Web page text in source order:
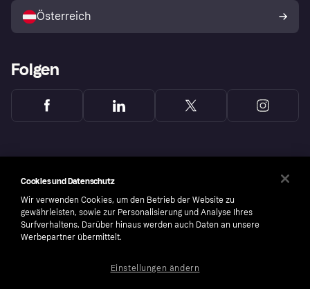
Österreich
Folgen
Cookies und Datenschutz
Wir verwenden Cookies, um den Betrieb der Website zu
gewährleisten, sowie zur Personalisierung und Analyse Ihres
Surfverhaltens. Darüber hinaus werden auch Daten an unsere
Werbepartner übermittelt.
Einstellungen ändern